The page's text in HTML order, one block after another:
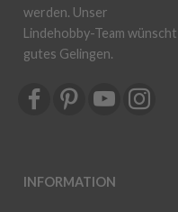
werden. Unser
Lindehobby-Team wünscht
gutes Gelingen.
INFORMATION